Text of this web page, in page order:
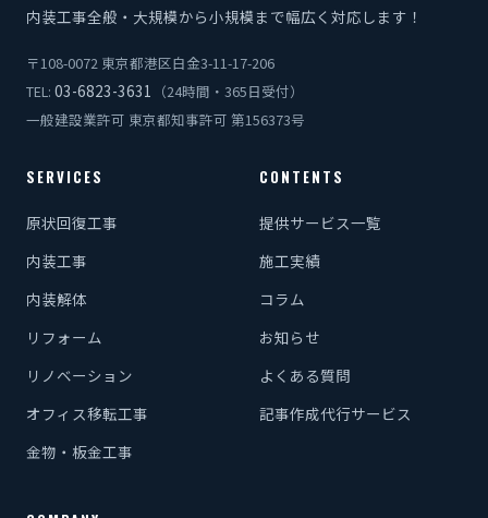
内装工事全般・大規模から小規模まで幅広く対応します！
〒108-0072 東京都港区白金3-11-17-206
TEL: 03-6823-3631 （24時間・365日受付）
一般建設業許可 東京都知事許可 第156373号
SERVICES
原状回復工事
内装工事
内装解体
リフォーム
リノベーション
オフィス移転工事
金物・板金工事
CONTENTS
提供サービス一覧
施工実績
コラム
お知らせ
よくある質問
記事作成代行サービス